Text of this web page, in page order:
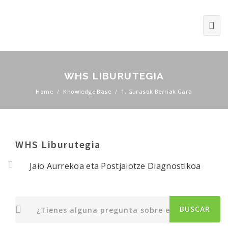
WHS LIBURUTEGIA
Home / Knowledge Base / 1. Gurasok Berriak Gara
WHS Liburutegia
Jaio Aurrekoa eta Postjaiotze Diagnostikoa